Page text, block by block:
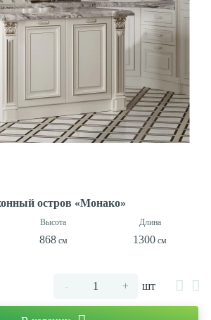
остров «Монако»
868 1300
- + шт